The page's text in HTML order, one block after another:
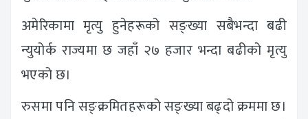
अमेरिकामा मृत्यु हुनेहरूको सङ्ख्या सबैभन्दा बढी
न्युयोर्क राज्यमा छ जहाँ २७ हजार भन्दा बढीको मृत्यु
भएको छ।
रुसमा पनि सङ्क्रमितहरूको सङ्ख्या बढ्दो क्रममा छ।